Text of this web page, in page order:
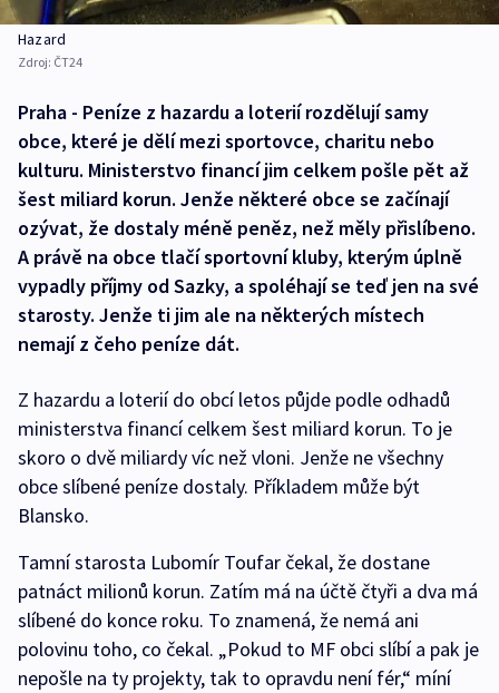
Hazard
Zdroj: ČT24
Praha - Peníze z hazardu a loterií rozdělují samy
obce, které je dělí mezi sportovce, charitu nebo
kulturu. Ministerstvo financí jim celkem pošle pět až
šest miliard korun. Jenže některé obce se začínají
ozývat, že dostaly méně peněz, než měly přislíbeno.
A právě na obce tlačí sportovní kluby, kterým úplně
vypadly příjmy od Sazky, a spoléhají se teď jen na své
starosty. Jenže ti jim ale na některých místech
nemají z čeho peníze dát.
Z hazardu a loterií do obcí letos půjde podle odhadů
ministerstva financí celkem šest miliard korun. To je
skoro o dvě miliardy víc než vloni. Jenže ne všechny
obce slíbené peníze dostaly. Příkladem může být
Blansko.
Tamní starosta Lubomír Toufar čekal, že dostane
patnáct milionů korun. Zatím má na účtě čtyři a dva má
slíbené do konce roku. To znamená, že nemá ani
polovinu toho, co čekal. „Pokud to MF obci slíbí a pak je
nepošle na ty projekty, tak to opravdu není fér,“ míní